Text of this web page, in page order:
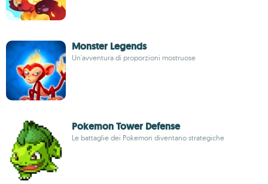
Monster Legends
Un'avventura di proporzioni mostruose
Pokemon Tower Defense
Le battaglie dei Pokemon diventano strategiche